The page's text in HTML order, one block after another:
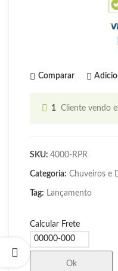
Comparar
1 Cliente vendo
SKU: 4000-RPR
Categoria: Chuveiros e
Tag: Lançamento
Calcular Frete
Ok